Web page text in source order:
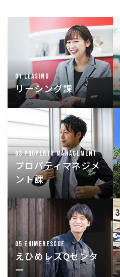
01 LEASING
リーシング課
物件の紹介・案内・契
約業務など
安心で快適な新生活を
スタートさせる為の
「入口」を担う
03 PROPERTY MANAGEMENT
プロパティマネジメ
ント課
リノベーション企画・
提案など
オーナー様の収益最大
化を目的とした、空室
対策を実施
05 EHIMERESCUE
えひめレスQセンタ
ー
24時間365日、入居中
のトラブルに対応
「お困りごと」解決を
通じて安心で快適な住
まいサービスを提供